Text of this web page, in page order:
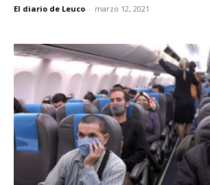
El diario de Leuco - marzo 12, 2021